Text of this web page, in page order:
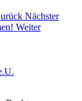
Nächster
Weiter